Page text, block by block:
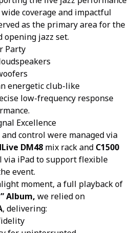
coverage and impactful
as the primary area for the
opening jazz set.
Party
energetic club-like
low-frequency response
Excellence
control were managed via
DM48 mix rack and C1500
via iPad to support flexible
event.
moment, a full playback of
Album,we relied on
, delivering: